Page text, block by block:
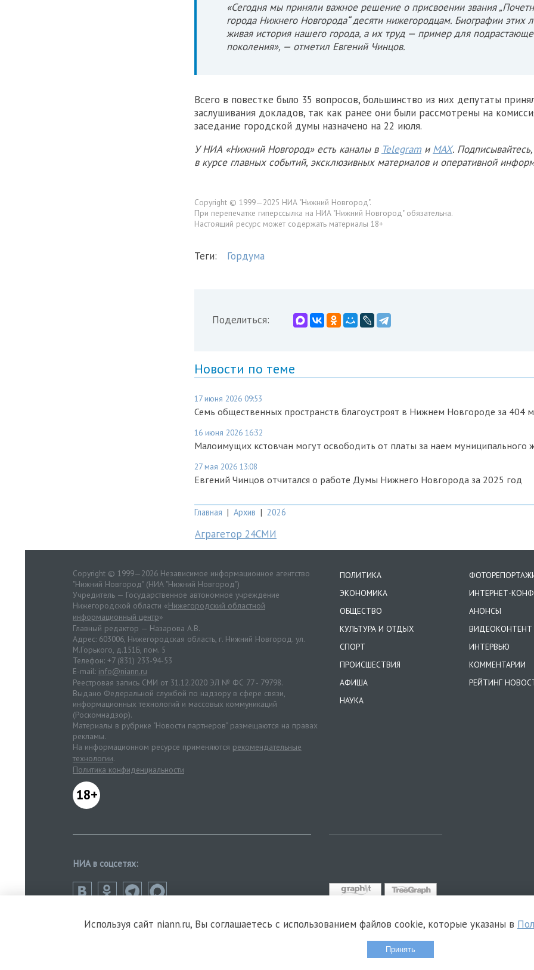
«Сегодня мы приняли важное решение о присвоении звания
города Нижнего Новгорода“ десяти нижегородцам. Биографии этих
живая история нашего города, а их труд — пример для
поколения», — отметил Евгений Чинцов.
Всего в повестке было 35 вопросов, большинство из них депутаты
заслушивания докладов, так как ранее они были рассмотрены на
заседание городской думы назначено на 22 июля.
У НИА «Нижний Новгород» есть каналы в Telegram и MAX.
в курсе главных событий, эксклюзивных материалов и оперативной
Copyright © 1999—2025 НИА "Нижний Новгород".
При перепечатке гиперссылка на НИА "Нижний Новгород" обязательна.
Настоящий ресурс может содержать материалы 18+
Теги: Гордума
Поделиться:
Новости по теме
17 июня 2026 09:53
Семь общественных пространств благоустроят в Нижнем Новгороде за 404
16 июня 2026 16:32
Малоимущих кстовчан могут освободить от платы за наем муниципального
27 мая 2026 13:08
Евгений Чинцов отчитался о работе Думы Нижнего Новгорода за 2025 год
Главная | Архив | 2026
Аграгетор 24СМИ
Copyright © 1999—2026 Независимое информационное агентство
"Нижний Новгород" (НИА "Нижний Новгород")
Учредитель — Государственное автономное учреждение
Нижегородской области «Нижегородский областной
информационный центр»
Главный редактор — Назарова А.В.
Адрес: 603006, Нижегородская область, г. Нижний Новгород. ул.
М.Горького, д.151Б, пом. 5
Телефон: +7 (831) 233-94-53
E-mail: info@niann.ru
Реестровая запись СМИ от 31.12.2020 ЭЛ № ФС 77 - 79798.
Выдано Федеральной службой по надзору в сфере связи,
информационных технологий и массовых коммуникаций
(Роскомнадзор).
Материалы в рубрике "Новости партнеров" размещаются на правах
рекламы.
На информационном ресурсе применяются рекомендательные
технологии.
Политика конфиденциальности
18+
ПОЛИТИКА
ЭКОНОМИКА
ОБЩЕСТВО
КУЛЬТУРА И ОТДЫХ
СПОРТ
ПРОИСШЕСТВИЯ
АФИША
НАУКА
ИНТЕРНЕТ-
АНОНСЫ
ВИДЕОКОНТЕНТ
ИНТЕРВЬЮ
КОММЕНТАРИИ
РЕЙТИНГ
НИА в соцсетях:
Используя сайт niann.ru, Вы соглашаетесь с использованием файлов cookie, которые указаны в
Принять